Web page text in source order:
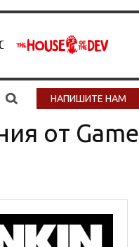
НАПИШИТЕ НАМ
от Game